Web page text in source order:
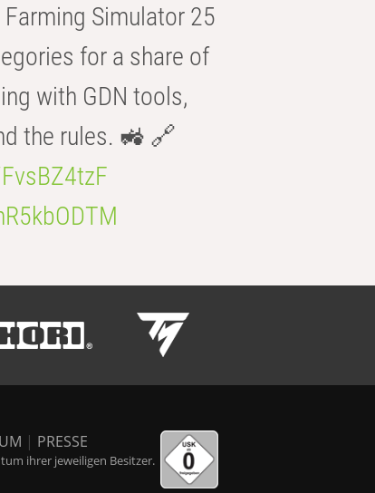
Simulator 25
for a share of
with GDN tools,
the rules. 🚜 🔗
| PRESSE
ihrer jeweiligen Besitzer.